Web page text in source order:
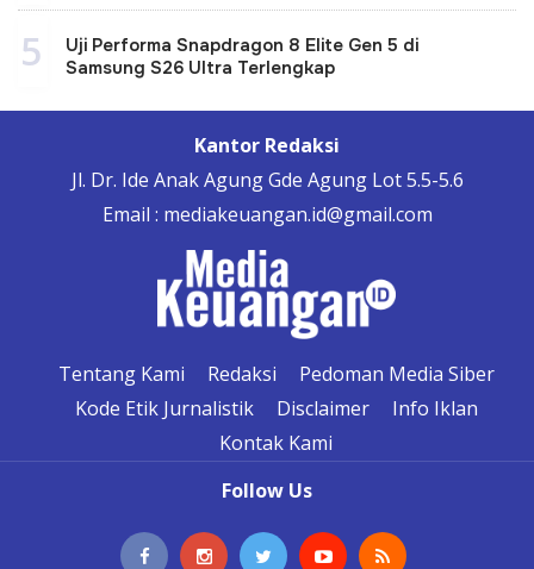
5
Uji Performa Snapdragon 8 Elite Gen 5 di
Samsung S26 Ultra Terlengkap
Kantor Redaksi
Jl. Dr. Ide Anak Agung Gde Agung Lot 5.5-5.6
Email : mediakeuangan.id@gmail.com
Tentang Kami Redaksi
Pedoman Media Siber
Kode Etik Jurnalistik
Disclaimer
Info Iklan
Kontak Kami
Follow Us